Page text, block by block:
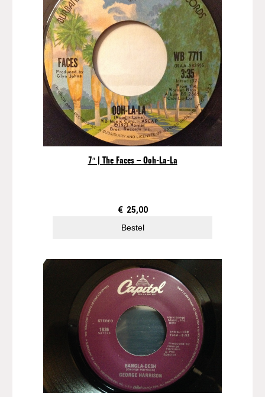
7″ | The Faces – Ooh-La-La
€ 25,00
Bestel